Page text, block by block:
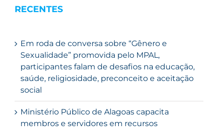
RECENTES
Em roda de conversa sobre “Gênero e
Sexualidade” promovida pelo MPAL,
participantes falam de desafios na educação,
saúde, religiosidade, preconceito e aceitação
social
Ministério Público de Alagoas capacita
membros e servidores em recursos